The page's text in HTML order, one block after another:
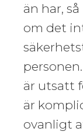
än har,
om det
är utsatt
är
ovanligt